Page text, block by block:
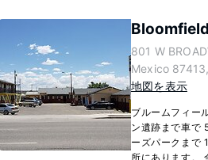
801 W
Mexico
地図を表示
ブルームフィー
ン遺跡まで車で
ーズパークまで
所にあります。